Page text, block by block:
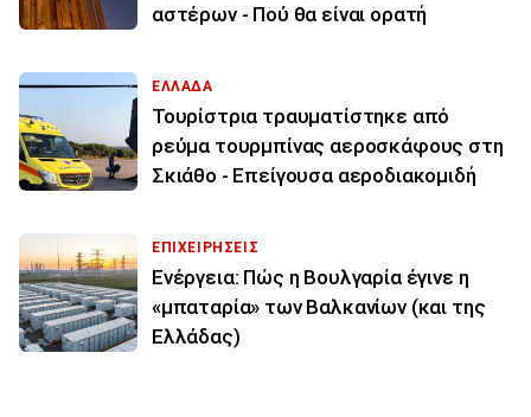
αστέρων - Πού θα είναι ορατή
ΕΛΛΑΔΑ
Τουρίστρια τραυματίστηκε από
ρεύμα τουρμπίνας αεροσκάφους στη
Σκιάθο - Επείγουσα αεροδιακομιδή
ΕΠΙΧΕΙΡΗΣΕΙΣ
Ενέργεια: Πώς η Βουλγαρία έγινε η
«μπαταρία» των Βαλκανίων (και της
Ελλάδας)